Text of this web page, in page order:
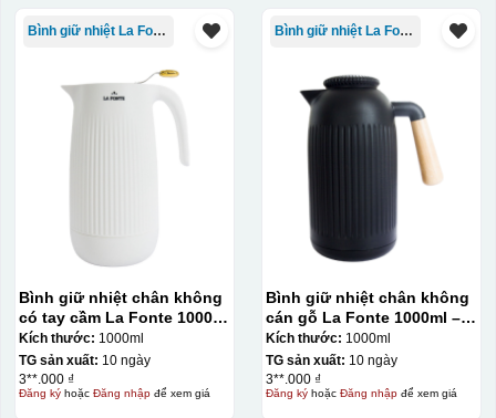
Chén sau khi được dán xong (chưa nung)
Bình giữ nhiệt La Fonte
Bình giữ nhiệt chân không
có tay cầm La Fonte 1000ml
– 011655
Kích thước: 1000ml
TG sản xuất: 10 ngày
3**.000 ₫
Đăng kýhoặc Đăng nhậpđể xem giá
Bình giữ nhiệt La Fonte
Bình giữ nhiệt chân không
cán gỗ La Fonte 1000ml –
011679
Kích thước: 1000ml
TG sản xuất: 10 ngày
3**.000 ₫
Đăng kýhoặc Đăng nhậpđể xem giá